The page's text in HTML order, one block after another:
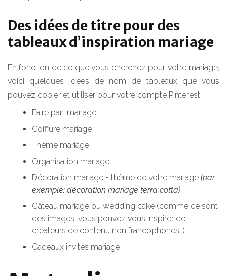
Des idées de titre pour des
tableaux d’inspiration mariage
En fonction de ce que vous cherchez pour votre mariage,
voici quelques idées de nom de tableaux que vous
pouvez copier et utiliser pour votre compte Pinterest :
Faire part mariage
Coiffure mariage
Thème mariage
Organisation mariage
Décoration mariage + thème de votre mariage (par
exemple: décoration mariage terra cotta)
Gâteau mariage ou wedding cake (comme ce sont
des images, vous pouvez vous inspirer de
créateurs de contenu non francophones !)
Cadeaux invités mariage